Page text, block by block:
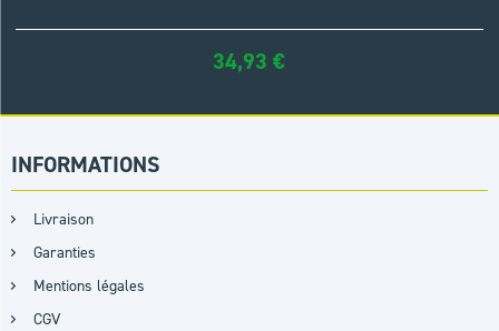
34,93€
INFORMATIONS
Livraison
Garanties
Mentions légales
CGV